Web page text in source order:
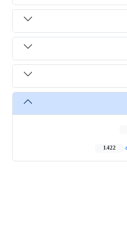
1,422